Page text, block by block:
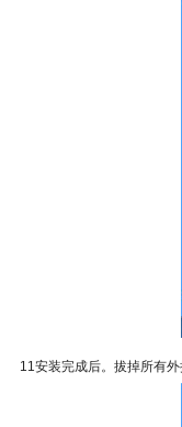
11安装完成后。拔掉所有